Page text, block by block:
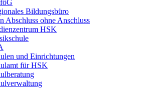
Bildungsbüro
Abschluss ohne Anschluss
HSK
und Einrichtungen
für HSK